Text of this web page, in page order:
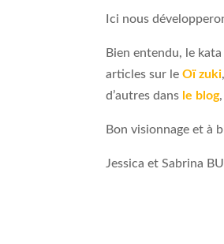
Ici nous
Bien entendu, le
articles sur leOï zuki
d’autres dans le blog
Bon visionnage et à
Jessica et Sabrina